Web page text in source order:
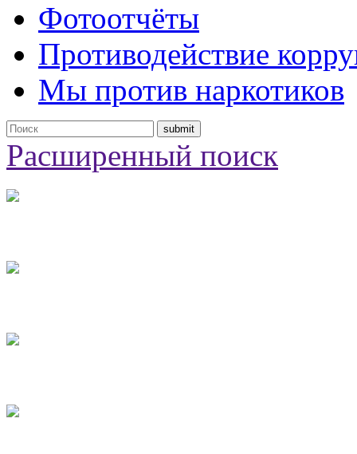
Фотоотчёты
Противодействие
Мы против наркотиков
Расширенный поиск